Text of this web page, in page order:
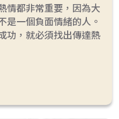
情都非常重要，因為大
是一個負面情緒的人。
功，就必須找出傳達熱